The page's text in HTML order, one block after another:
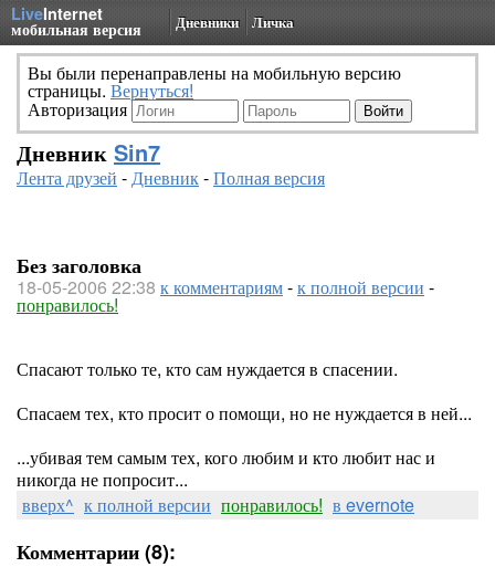
LiveInternet
мобильная версия Дневники Личка
Вы были перенаправлены на мобильную версию
страницы. Вернуться!
Авторизация
Дневник Sin7
Лента друзей -Дневник-Полная версия
Без заголовка
18-05-2006 22:38 к комментариям-к полной версии -
понравилось!
Спасают только те, кто сам нуждается в спасении.
Спасаем тех, кто просит о помощи, но не нуждается в ней...
...убивая тем самым тех, кого любим и кто любит нас и
никогда не попросит...
вверх^ к полной версии понравилось! в evernote
Комментарии (8):